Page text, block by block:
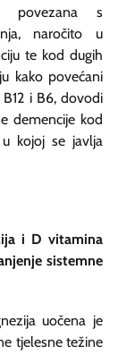
povezana s
naročito u
te kod dugih
kako povećani
i B6, dovodi
demencije kod
kojoj se javlja
i D vitamina
sistemne
uočena je
tjelesne težine